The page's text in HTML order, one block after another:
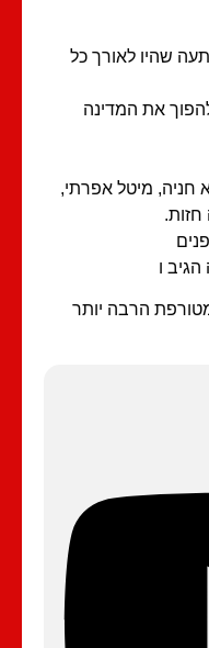
לאורך כל
המדינה
מיטל אפרתי,
יותר